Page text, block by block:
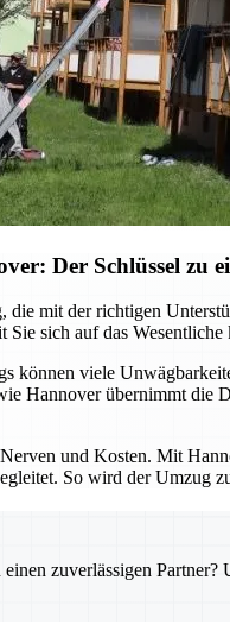
Der Schlüssel zu
mit der richtigen
sich auf das
können viele
Hannover übernimmt die
und Kosten. Mit
So wird der Umzug
zuverlässigen